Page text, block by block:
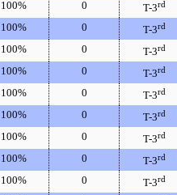
100% 0 T-3rd
100% 0 T-3rd
100% 0 T-3rd
100% 0 T-3rd
100% 0 T-3rd
100% 0 T-3rd
100% 0 T-3rd
100% 0 T-3rd
100% 0 T-3rd